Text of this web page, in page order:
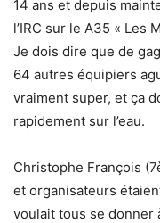
14 ans et depuis
l’IRC sur le A35 « Les
Je dois dire que de
64 autres équipiers
vraiment super, et ça
rapidement sur l’eau.
Christophe François
et organisateurs
voulait tous se donner